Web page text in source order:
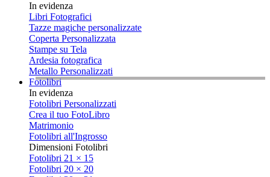
In evidenza
Libri Fotografici
Tazze magiche personalizzate
Coperta Personalizzata
Stampe su Tela
Ardesia fotografica
Metallo Personalizzati
Fotolibri
In evidenza
Fotolibri Personalizzati
Crea il tuo FotoLibro
Matrimonio
Fotolibri all'Ingrosso
Dimensioni Fotolibri
Fotolibri 21 × 15
Fotolibri 20 × 20